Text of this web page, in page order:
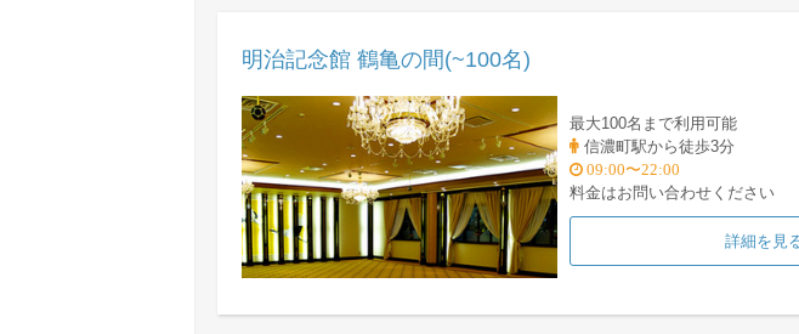
明治記念館 鶴亀の間(~100名)
最大100名まで利用可能
信濃町駅から徒歩3分
09:00〜22:00
料金はお問い合わせください
詳細を見